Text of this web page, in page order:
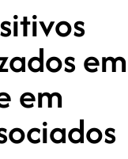
em
em